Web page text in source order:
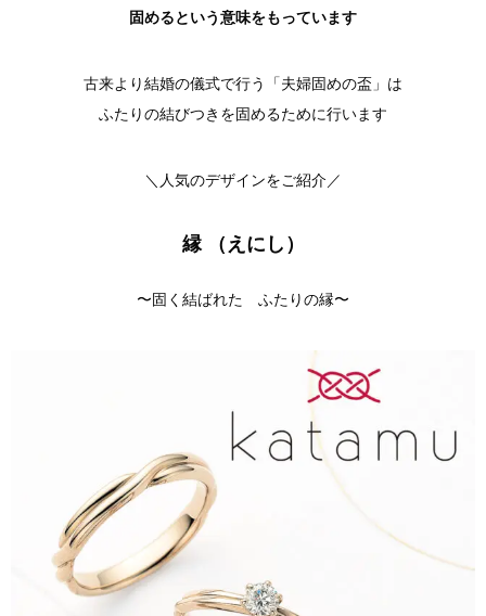
固めるという意味をもっています
古来より結婚の儀式で行う「夫婦固めの盃」は
ふたりの結びつきを固めるために行います
＼人気のデザインをご紹介／
縁 （ えにし）
〜固く結ばれた ふたりの縁〜